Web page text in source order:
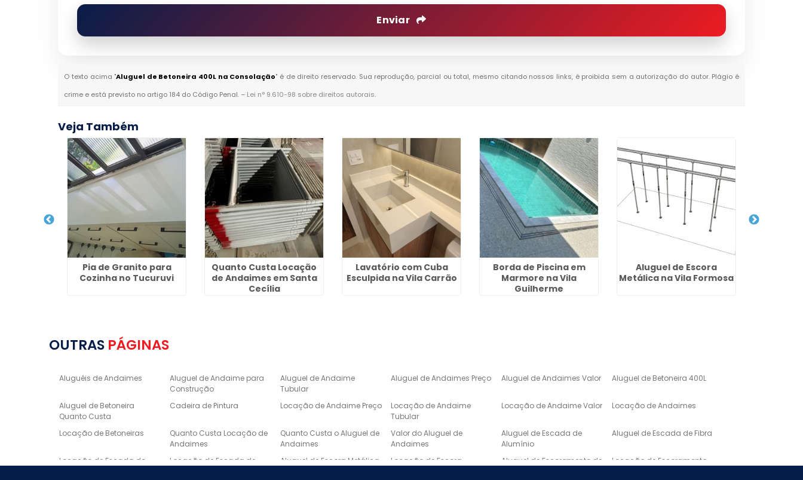
Enviar
O texto acima "Aluguel de Betoneira 400L na Consolação" é de direito reservado. Sua reprodução, parcial ou total, mesmo citando nossos links, é proibida sem a autorização do autor. Plágio é
crime e está previsto no artigo 184 do Código Penal. – Lei n° 9.610-98 sobre direitos autorais.
Veja Também
Pia de Granito para
Cozinha no Tucuruvi
Quanto Custa Locação
de Andaimes em Santa
Cecília
Lavatório com Cuba
Esculpida na Vila Carrão
Borda de Piscina em
Marmore na Vila
Guilherme
Aluguel de Escora
Metálica na Vila Formosa
OUTRAS PÁGINAS
Aluguéis de Andaimes
Aluguel de Andaime para
Construção
Aluguel de Andaime
Tubular
Aluguel de Andaimes Preço Aluguel de Andaimes Valor Aluguel de Betoneira 400L
Aluguel de Betoneira
Quanto Custa
Cadeira de Pintura Locação de Andaime Preço
Locação de Andaime
Tubular
Locação de Andaime Valor Locação de Andaimes
Locação de Betoneiras
Quanto Custa Locação de
Andaimes
Quanto Custa o Aluguel de
Andaimes
Valor do Aluguel de
Andaimes
Aluguel de Escada de
Alumínio
Aluguel de Escada de Fibra
Locação de Escada de
Locação de Escada de
Aluguel de Escora Metálica
Locação de Escora
Aluguel de Escoramento de
Locação de Escoramento